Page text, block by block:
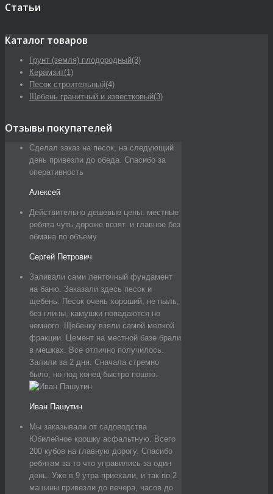
Статьи
Каталог товаров
Грунт (земля) плодородный(3)
Керамзит(1)
Песок строительный(4)
Щебень гранитный и известковый(3)
Отзывы покупателей
Сделал заказ на песок, на следующий
день привезли до обеда. Спасибо за
оперативность
Алексей
Действительно дешевые цены. местные
ребята чуть дороже возят. и главное без
обмана по объему
Сергей Петрович
Заливали сами ленточный фундамент
на баню. Заказали здесь песок и
щебень. Песок очень хороший, не пыль,
без глины, камушки попадаются но
немного. Щебенку взяли самой мелкой
фракции. Цемент на местной базе брали
в мешках. Все отлично получилось.
Залили за 2 дня. Сначала стремно
было, но под конец быстро пошло.
Иван Пашутин
Мы заказывали от садоводства
Юбилейное крошку асфальтную. Всего
200 кубов на главную дорогу. Спасибо
ребятам за то что управились за один
день. Уже в 9 утра приехали, и так по 2
машины привезли до вечера, часов до